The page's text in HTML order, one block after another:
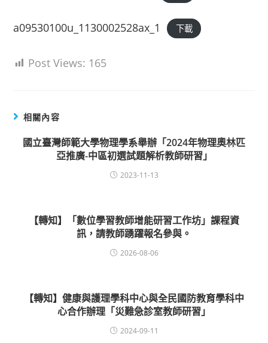
a09530100u_1130002528ax_1 下載
Post Views: 165
相關內容
國立臺灣師範大學物理學系舉辦「2024年物理奧林匹
亞推廣-中區初選試題解析教師研習」
2023-11-13
【轉知】「數位學習教師增能研習工作坊」課程資
訊，請教師踴躍報名參與。
2026-08-06
【轉知】健康與護理學科中心與全民國防教育學科中
心合作辦理「災難急診室教師研習」
2024-09-11